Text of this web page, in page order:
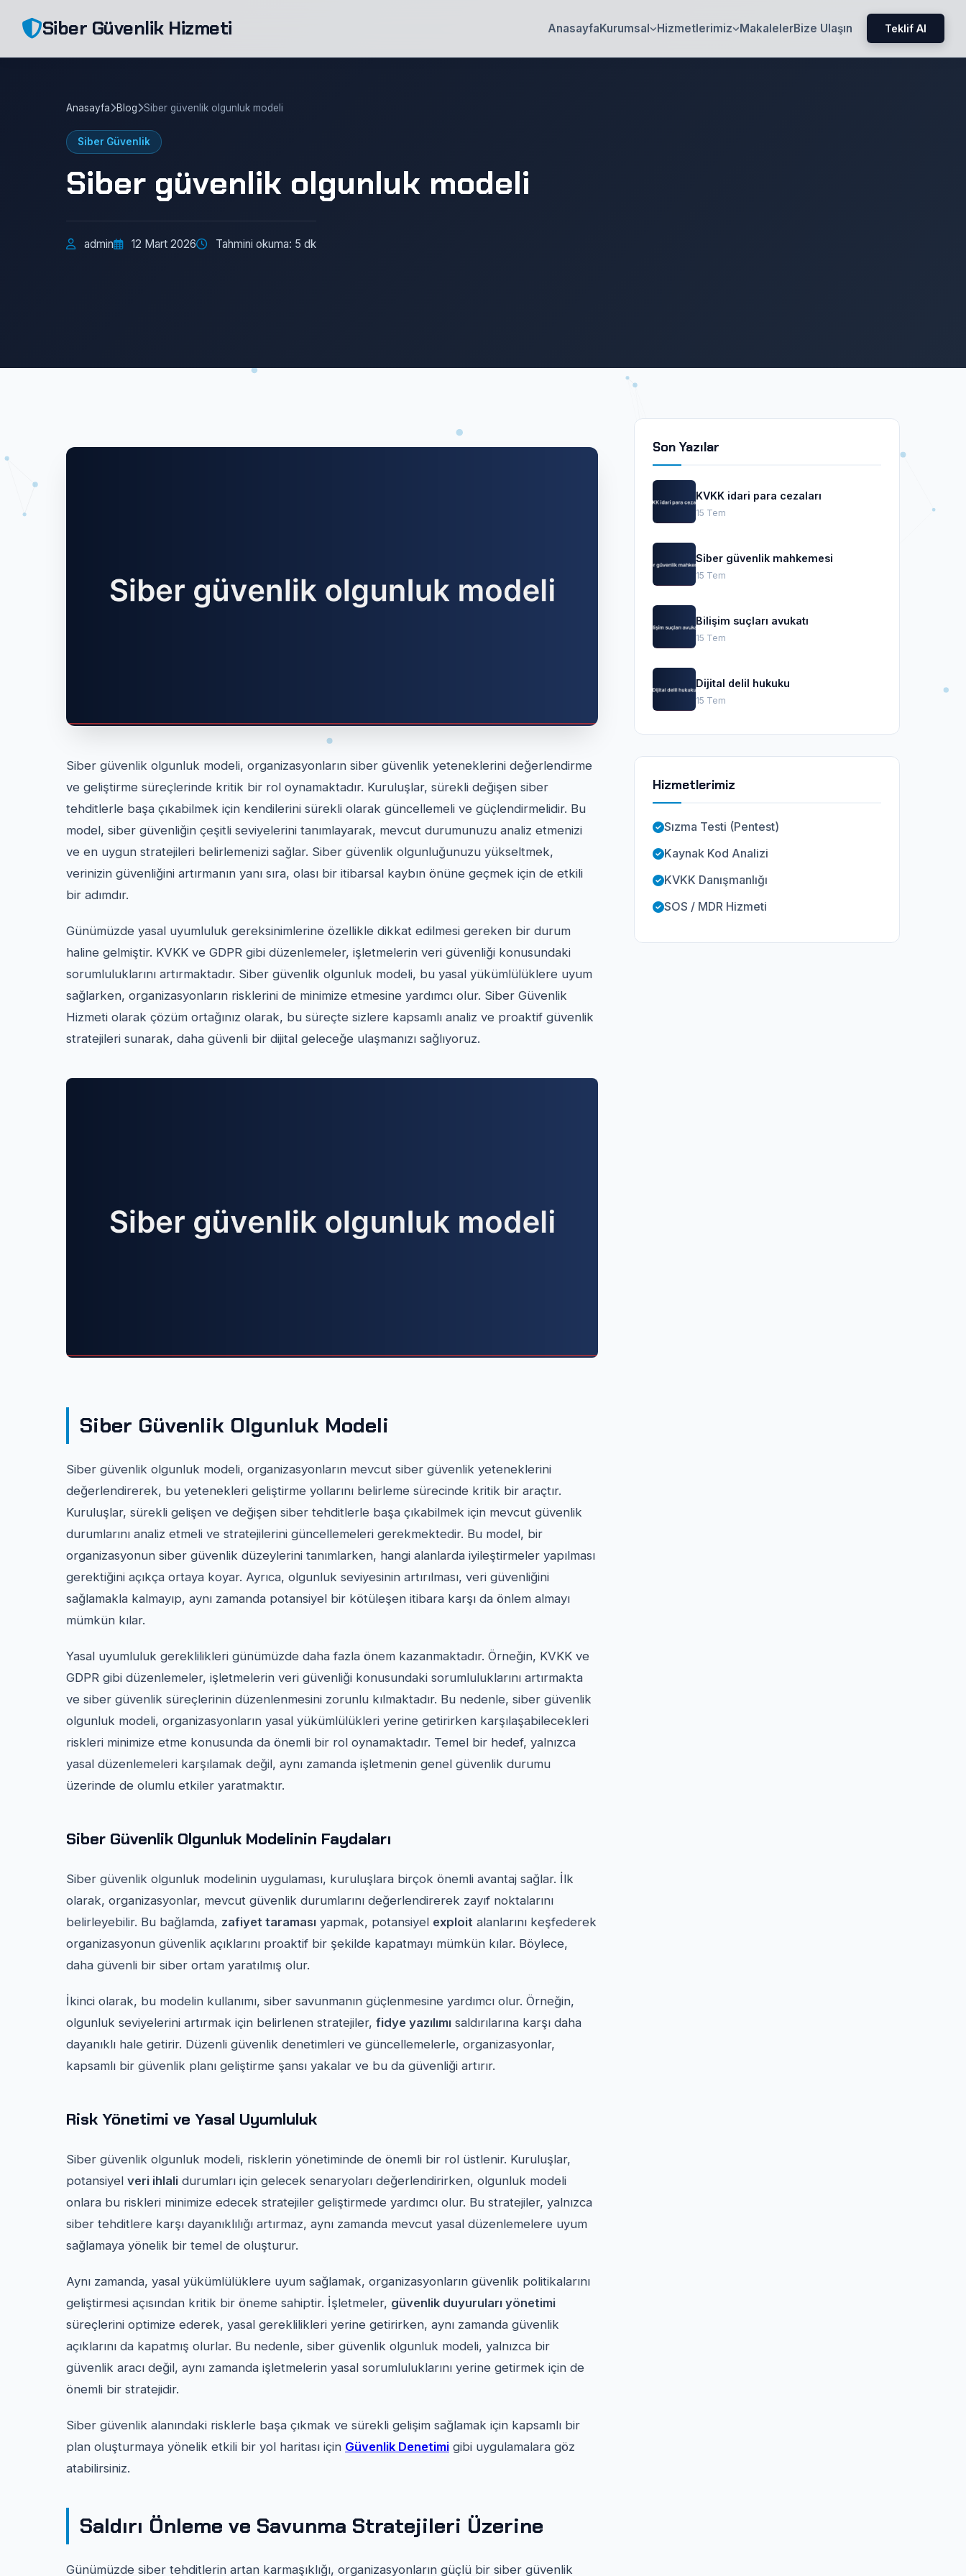
Siber Güvenlik Hizmeti AnasayfaKurumsal Hizmetlerimiz MakalelerBize Ulaşın Teklif Al
Anasayfa Blog Siber güvenlik olgunluk modeli
Siber Güvenlik
Siber güvenlik olgunluk modeli
admin 12 Mart 2026 Tahmini okuma: 5 dk
Siber güvenlik olgunluk modeli, organizasyonların siber güvenlik yeteneklerini değerlendirme
ve geliştirme süreçlerinde kritik bir rol oynamaktadır. Kuruluşlar, sürekli değişen siber
tehditlerle başa çıkabilmek için kendilerini sürekli olarak güncellemeli ve güçlendirmelidir. Bu
model, siber güvenliğin çeşitli seviyelerini tanımlayarak, mevcut durumunuzu analiz etmenizi
ve en uygun stratejileri belirlemenizi sağlar. Siber güvenlik olgunluğunuzu yükseltmek,
verinizin güvenliğini artırmanın yanı sıra, olası bir itibarsal kaybın önüne geçmek için de etkili
bir adımdır.
Günümüzde yasal uyumluluk gereksinimlerine özellikle dikkat edilmesi gereken bir durum
haline gelmiştir. KVKK ve GDPR gibi düzenlemeler, işletmelerin veri güvenliği konusundaki
sorumluluklarını artırmaktadır. Siber güvenlik olgunluk modeli, bu yasal yükümlülüklere uyum
sağlarken, organizasyonların risklerini de minimize etmesine yardımcı olur. Siber Güvenlik
Hizmeti olarak çözüm ortağınız olarak, bu süreçte sizlere kapsamlı analiz ve proaktif güvenlik
stratejileri sunarak, daha güvenli bir dijital geleceğe ulaşmanızı sağlıyoruz.
Siber Güvenlik Olgunluk Modeli
Siber güvenlik olgunluk modeli, organizasyonların mevcut siber güvenlik yeteneklerini
değerlendirerek, bu yetenekleri geliştirme yollarını belirleme sürecinde kritik bir araçtır.
Kuruluşlar, sürekli gelişen ve değişen siber tehditlerle başa çıkabilmek için mevcut güvenlik
durumlarını analiz etmeli ve stratejilerini güncellemeleri gerekmektedir. Bu model, bir
organizasyonun siber güvenlik düzeylerini tanımlarken, hangi alanlarda iyileştirmeler yapılması
gerektiğini açıkça ortaya koyar. Ayrıca, olgunluk seviyesinin artırılması, veri güvenliğini
sağlamakla kalmayıp, aynı zamanda potansiyel bir kötüleşen itibara karşı da önlem almayı
mümkün kılar.
Yasal uyumluluk gereklilikleri günümüzde daha fazla önem kazanmaktadır. Örneğin, KVKK ve
GDPR gibi düzenlemeler, işletmelerin veri güvenliği konusundaki sorumluluklarını artırmakta
ve siber güvenlik süreçlerinin düzenlenmesini zorunlu kılmaktadır. Bu nedenle, siber güvenlik
olgunluk modeli, organizasyonların yasal yükümlülükleri yerine getirirken karşılaşabilecekleri
riskleri minimize etme konusunda da önemli bir rol oynamaktadır. Temel bir hedef, yalnızca
yasal düzenlemeleri karşılamak değil, aynı zamanda işletmenin genel güvenlik durumu
üzerinde de olumlu etkiler yaratmaktır.
Siber Güvenlik Olgunluk Modelinin Faydaları
Siber güvenlik olgunluk modelinin uygulaması, kuruluşlara birçok önemli avantaj sağlar. İlk
olarak, organizasyonlar, mevcut güvenlik durumlarını değerlendirerek zayıf noktalarını
belirleyebilir. Bu bağlamda, zafiyet taraması yapmak, potansiyel exploit alanlarını keşfederek
organizasyonun güvenlik açıklarını proaktif bir şekilde kapatmayı mümkün kılar. Böylece,
daha güvenli bir siber ortam yaratılmış olur.
İkinci olarak, bu modelin kullanımı, siber savunmanın güçlenmesine yardımcı olur. Örneğin,
olgunluk seviyelerini artırmak için belirlenen stratejiler, fidye yazılımı saldırılarına karşı daha
dayanıklı hale getirir. Düzenli güvenlik denetimleri ve güncellemelerle, organizasyonlar,
kapsamlı bir güvenlik planı geliştirme şansı yakalar ve bu da güvenliği artırır.
Risk Yönetimi ve Yasal Uyumluluk
Siber güvenlik olgunluk modeli, risklerin yönetiminde de önemli bir rol üstlenir. Kuruluşlar,
potansiyel veri ihlali durumları için gelecek senaryoları değerlendirirken, olgunluk modeli
onlara bu riskleri minimize edecek stratejiler geliştirmede yardımcı olur. Bu stratejiler, yalnızca
siber tehditlere karşı dayanıklılığı artırmaz, aynı zamanda mevcut yasal düzenlemelere uyum
sağlamaya yönelik bir temel de oluşturur.
Aynı zamanda, yasal yükümlülüklere uyum sağlamak, organizasyonların güvenlik politikalarını
geliştirmesi açısından kritik bir öneme sahiptir. İşletmeler, güvenlik duyuruları yönetimi
süreçlerini optimize ederek, yasal gereklilikleri yerine getirirken, aynı zamanda güvenlik
açıklarını da kapatmış olurlar. Bu nedenle, siber güvenlik olgunluk modeli, yalnızca bir
güvenlik aracı değil, aynı zamanda işletmelerin yasal sorumluluklarını yerine getirmek için de
önemli bir stratejidir.
Siber güvenlik alanındaki risklerle başa çıkmak ve sürekli gelişim sağlamak için kapsamlı bir
plan oluşturmaya yönelik etkili bir yol haritası için Güvenlik Denetimi gibi uygulamalara göz
atabilirsiniz.
Saldırı Önleme ve Savunma Stratejileri Üzerine
Günümüzde siber tehditlerin artan karmaşıklığı, organizasyonların güçlü bir siber güvenlik
Son Yazılar
KVKK idari para cezaları
15 Tem
Siber güvenlik mahkemesi
15 Tem
Bilişim suçları avukatı
15 Tem
Dijital delil hukuku
15 Tem
Hizmetlerimiz
Sızma Testi (Pentest)
Kaynak Kod Analizi
KVKK Danışmanlığı
SOS / MDR Hizmeti